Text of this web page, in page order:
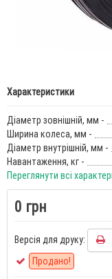
Характеристики
Діаметр зовнішній, мм -
Ширина колеса, мм -
Діаметр внутрішній, мм -
Навантаження, кг -
Переглянути всі
0 грн
Версія для друку:
Продано!